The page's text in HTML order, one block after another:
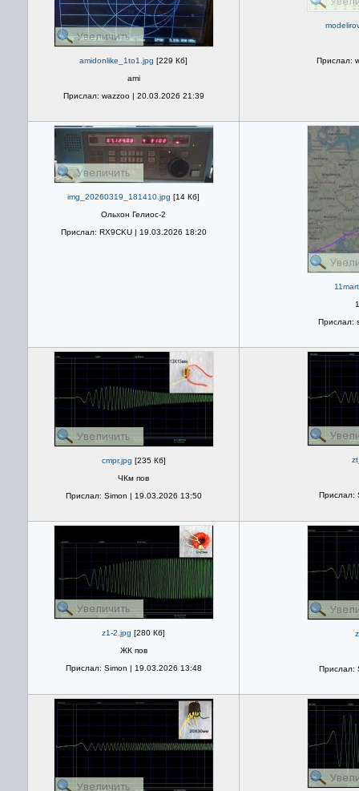
amidonlike_1to1.jpg [229 Кб]
ami
Прислал: wazzoo | 20.03.2026 21:39
Прислал:
img_20260319_181410.jpg [14 Кб]
Ольхон Гелиос-2
Прислал: RX9CKU | 19.03.2026 18:20
Прислал:
cmpr.jpg [235 Кб]
ЧКм пов
Прислал: Simon | 19.03.2026 13:50
Прислал:
z1-2.jpg [280 Кб]
ЖК пов
Прислал: Simon | 19.03.2026 13:48
Прислал: